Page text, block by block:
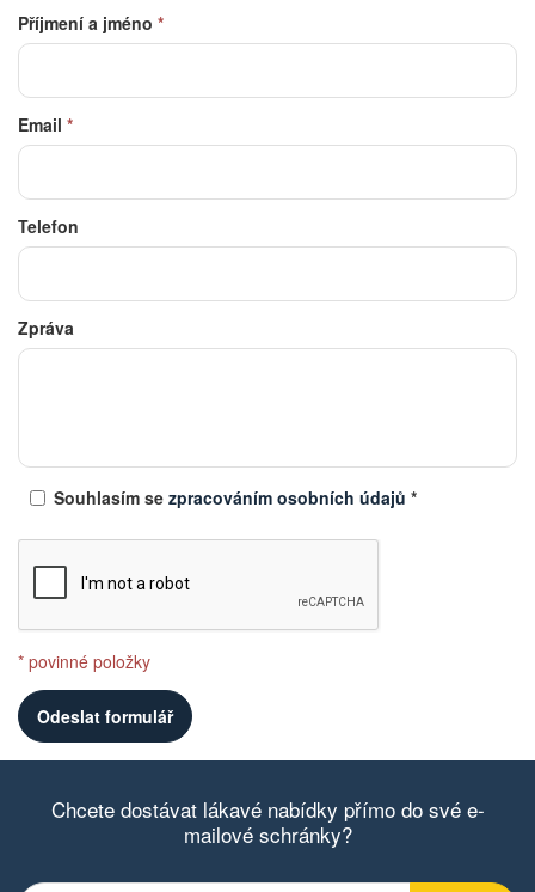
Příjmení a jméno *
Email *
Telefon
Zpráva
Souhlasím se zpracováním osobních údajů *
* povinné položky
Chcete dostávat lákavé nabídky přímo do své e-
mailové schránky?